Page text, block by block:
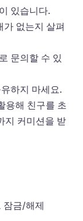
있습니다.
없는지 살펴
문의할 수 있
하지 마세요.
용해 친구를 초
지 커미션을 받
잠금/해제